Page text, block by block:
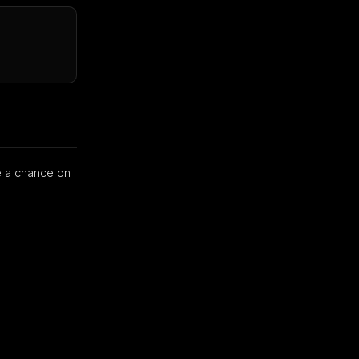
a chance on